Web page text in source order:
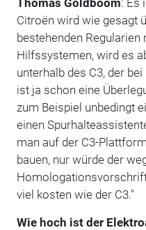
Citroën wird wie gesagt
bestehenden
Hilfssystemen, wird es
unterhalb des C3, der
ist ja schon eine
zum Beispiel unbedingt
einen
man auf der C3-
bauen, nur würde der
viel kosten wie der C3."
Wie hoch ist der